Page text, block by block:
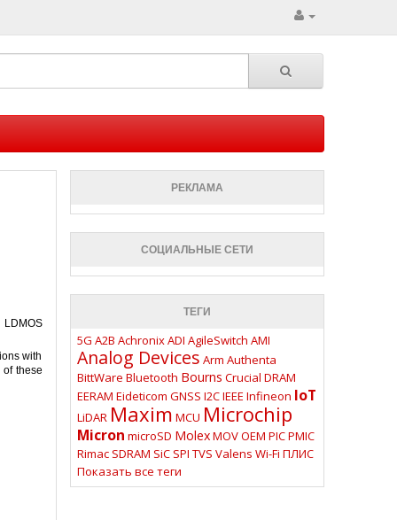
LDMOS
with
these
РЕКЛАМА
СОЦИАЛЬНЫЕ СЕТИ
ТЕГИ
5G A2B AchronixADI AgileSwitch AMI
Analog Devices Arm Authenta
BittWare Bluetooth Bourns Crucial DRAM
EERAM Eideticom GNSS I2CIEEE Infineon IoT
LiDAR Maxim MCU Microchip
Micron microSD MolexMOVOEM PICPMIC
Rimac SDRAM SiC SPI TVS Valens Wi-Fi ПЛИС
Показать все теги